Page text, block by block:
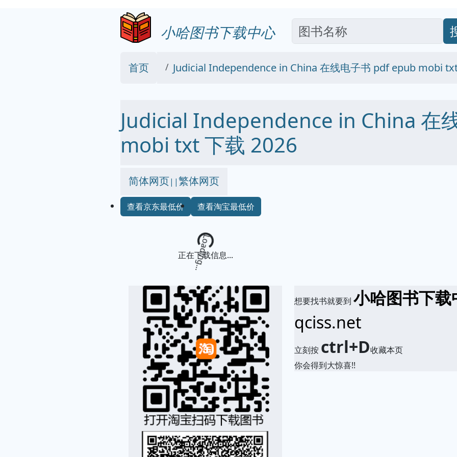
小哈图书下载中心
首页 Judicial Independence in China 在线电子书 pdf epub mobi
Judicial Independence in China 在
mobi txt 下载 2026
简体网页||繁体网页
查看京东最低价 查看淘宝最低价
Loading...
正在下载信息...
想要找书就要到小哈图书下载
qciss.net
立刻按 ctrl+D收藏本页
你会得到大惊喜!!